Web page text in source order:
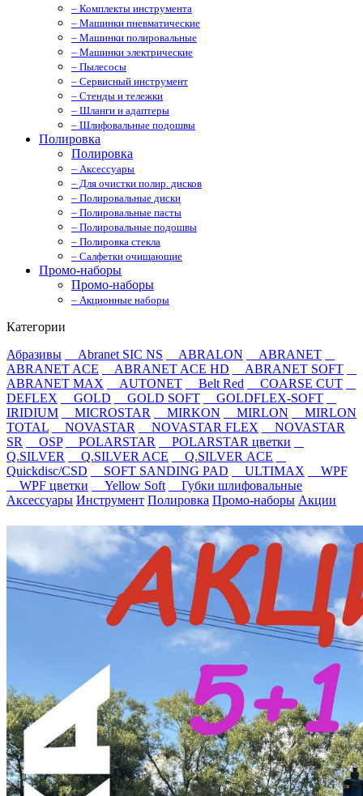
– Комплекты инструмента
– Машинки пневматические
– Машинки полировальные
– Машинки электрические
– Пылесосы
– Сервисный инструмент
– Стенды и тележки
– Шланги и адаптеры
– Шлифовальные подошвы
Полировка
Полировка
– Аксессуары
– Для очистки полир. дисков
– Полировальные диски
– Полировальные пасты
– Полировальные подошвы
– Полировка стекла
– Салфетки очищающие
Промо-наборы
Промо-наборы
– Акционные наборы
Категории
Абразивы
Abranet SIC NS ABRALON
ABRANET
ABRANET ACE
ABRANET ACE HD
ABRANET SOFT
ABRANET MAX
AUTONET Belt Red
COARSE CUT
DEFLEX
GOLD GOLD SOFT
GOLDFLEX-SOFT
IRIDIUM
MICROSTAR MIRKON MIRLON
MIRLON
TOTAL
NOVASTAR NOVASTAR FLEX
NOVASTAR
SR
OSP POLARSTAR
POLARSTAR цветки
Q.SILVER
Q.SILVER ACE
Q.SILVER ACE
Quickdisc/CSD
SOFT SANDING PAD ULTIMAX
WPF
WPF цветки
Yellow Soft
Губки шлифовальные
Аксессуары Инструмент Полировка Промо-наборы Акции